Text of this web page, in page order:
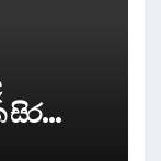
සිර